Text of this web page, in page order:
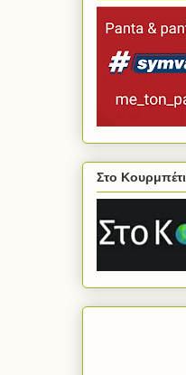
Στο Κουρμπέτι